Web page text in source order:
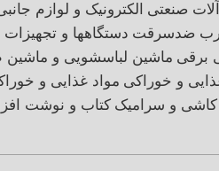
صنعتی الکترونیک و لوازم
ضدسرقت دستگاهها و
برقی ماشین لباسشویی و
و خوراکی مواد غذایی و
کاشی و سرامیک کتاب و نوشت